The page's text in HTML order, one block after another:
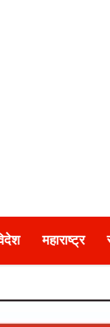
महाराष्ट्र